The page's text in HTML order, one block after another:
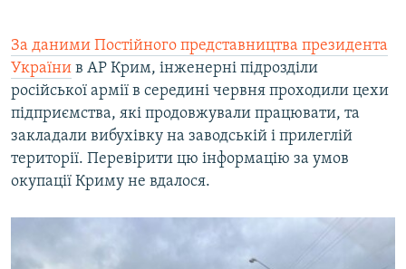
За даними Постійного представництва президента
України в АР Крим, інженерні підрозділи
російської армії в середині червня проходили цехи
підприємства, які продовжували працювати, та
закладали вибухівку на заводській і прилеглій
території. Перевірити цю інформацію за умов
окупації Криму не вдалося.